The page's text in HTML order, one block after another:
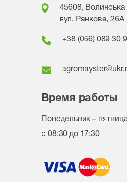
45608, Волинська
вул. Ранкова, 26A
+38 (066) 089 30
Время работы
Понедельник –
с 08:30 до 17:30